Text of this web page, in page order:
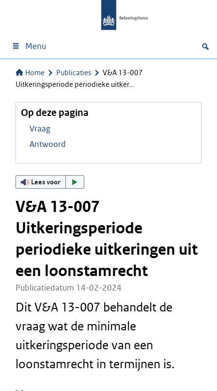
Menu
Home Publicaties
V&A 13-007
Uitkeringsperiode periodieke uitker…
Op deze pagina
Vraag
Antwoord
Lees voor
V&A 13-007
Uitkeringsperiode
periodieke uitkeringen uit
een loonstamrecht
Publicatiedatum 14-02-2024
Dit V&A 13-007 behandelt de
vraag wat de minimale
uitkeringsperiode van een
loonstamrecht in termijnen is.